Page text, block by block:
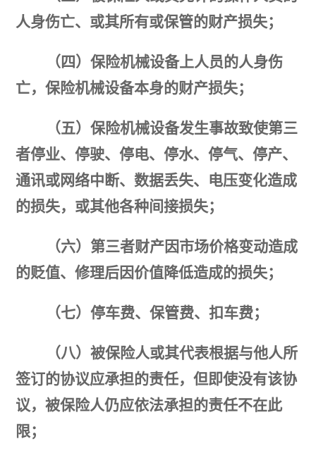
人身伤亡、或其所有或保管的财产损失；
（四）保险机械设备上人员的人身伤
亡，保险机械设备本身的财产损失；
（五）保险机械设备发生事故致使第三
者停业、停驶、停电、停水、停气、停产、
通讯或网络中断、数据丢失、电压变化造成
的损失，或其他各种间接损失；
（六） 第三者财产因市场价格变动造成
的贬值、修理后因价值降低造成的损失；
（七）停车费、保管费、扣车费；
（八）被保险人或其代表根据与他人所
签订的协议应承担的责任，但即使没有该协
议，被保险人仍应依法承担的责任不在此
限；